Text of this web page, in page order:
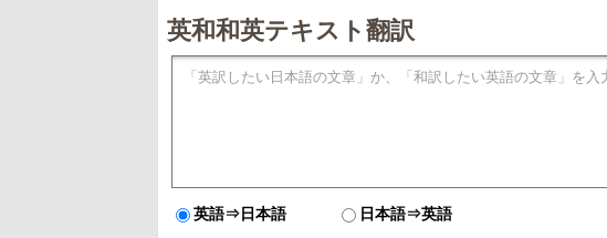
英和和英テキスト翻訳
英語⇒日本語 日本語⇒英語